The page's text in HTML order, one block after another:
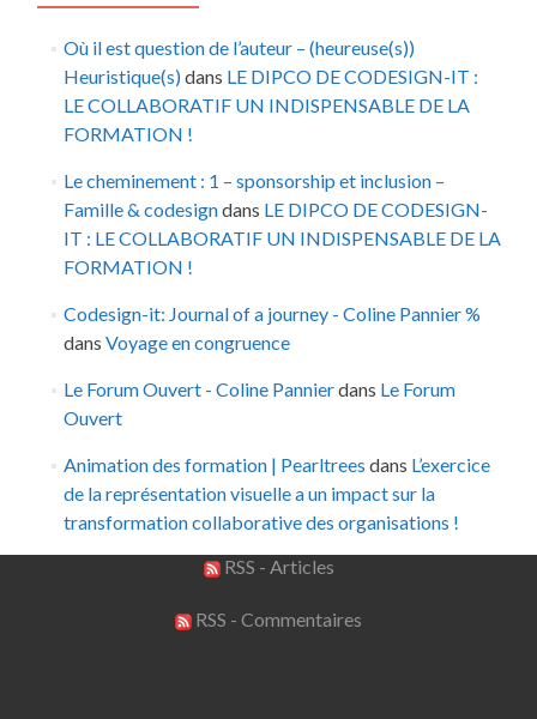
Où il est question de l’auteur – (heureuse(s))
Heuristique(s)dans LE DIPCO DE CODESIGN-IT :
LE COLLABORATIF UN INDISPENSABLE DE LA
FORMATION !
Le cheminement : 1 – sponsorship et inclusion –
Famille & codesigndans LE DIPCO DE CODESIGN-
IT : LE COLLABORATIF UN INDISPENSABLE DE LA
FORMATION !
Codesign-it: Journal of a journey - Coline Pannier %
dans Voyage en congruence
Le Forum Ouvert - Coline Pannierdans Le Forum
Ouvert
Animation des formation | Pearltrees dans L’exercice
de la représentation visuelle a un impact sur la
transformation collaborative des organisations !
RSS - Articles
RSS - Commentaires